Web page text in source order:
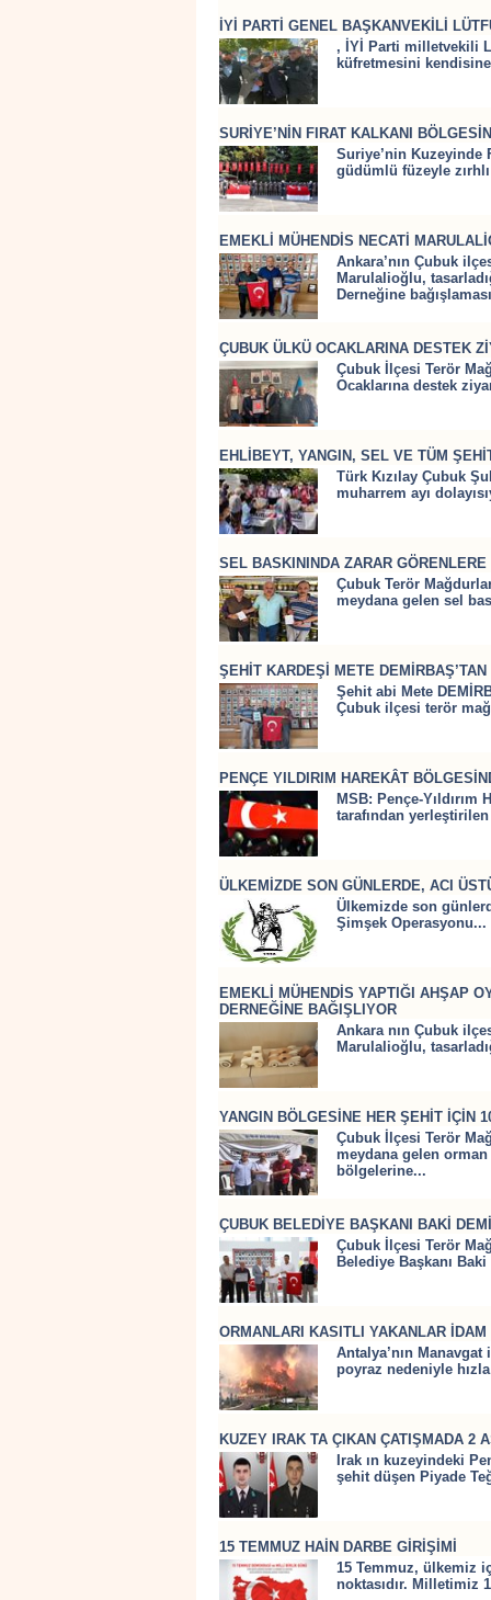
İYİ PARTİ GENEL BAŞKANVEKİLİ
, İYİ Parti milletvekili
küfretmesini
SURİYE’NİN FIRAT KALKANI
Suriye’nin Kuzeyinde
güdümlü füzeyle
EMEKLİ MÜHENDİS NECATİ
Ankara’nın Çubuk
Marulalioğlu,
Derneğine
ÇUBUK ÜLKÜ OCAKLARINA DESTEK
Çubuk İlçesi Terör
Ocaklarına destek
EHLİBEYT, YANGIN, SEL VE TÜM
Türk Kızılay Çubuk
muharrem ayı
SEL BASKININDA ZARAR
Çubuk Terör
meydana gelen sel
ŞEHİT KARDEŞİ METE
Şehit abi Mete
Çubuk ilçesi terör
PENÇE YILDIRIM HAREKÂT
MSB: Pençe-
tarafından
ÜLKEMİZDE SON GÜNLERDE, ACI
Ülkemizde son
Şimşek Operasyonu...
EMEKLİ MÜHENDİS YAPTIĞI AHŞAP
DERNEĞİNE BAĞIŞLIYOR
Ankara nın Çubuk
Marulalioğlu,
YANGIN BÖLGESİNE HER ŞEHİT İÇİN
Çubuk İlçesi Terör
meydana gelen orman
bölgelerine...
ÇUBUK BELEDİYE BAŞKANI BAKİ
Çubuk İlçesi Terör
Belediye Başkanı
ORMANLARI KASITLI YAKANLAR
Antalya’nın
poyraz nedeniyle
KUZEY IRAK TA ÇIKAN ÇATIŞMADA 2
Irak ın kuzeyindeki
şehit düşen Piyade
15 TEMMUZ HAİN DARBE GİRİŞİMİ
15 Temmuz, ülkemiz
noktasıdır. Milletimiz